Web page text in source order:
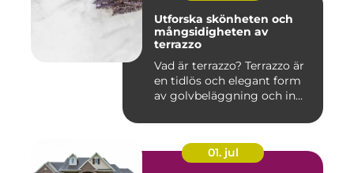
Utforska skönheten och
mångsidigheten av
terrazzo
Vad är terrazzo? Terrazzo är
en tidlös och elegant form
av golvbeläggning och in...
01. jul